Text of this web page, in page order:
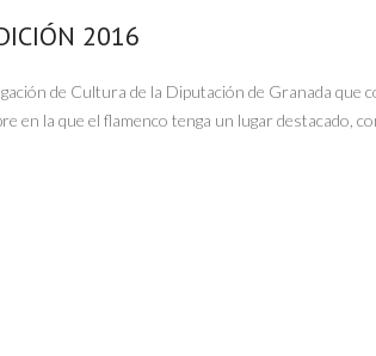
2016
de Cultura de la Diputación de Granada
en la que el flamenco tenga un lugar